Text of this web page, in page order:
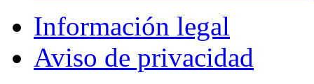
Información legal
Aviso de privacidad